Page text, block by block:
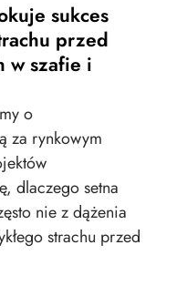
sukces
przed
w szafie i
o
za rynkowym
dlaczego setna
nie z dążenia
strachu przed